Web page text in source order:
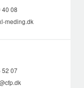
40 08
meding.dk
52 07